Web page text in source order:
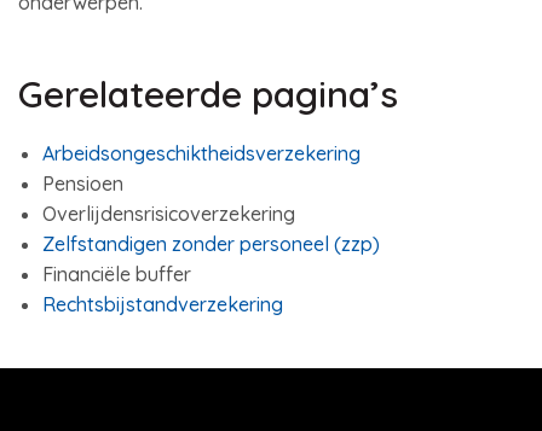
Gerelateerde pagina’s
Arbeidsongeschiktheidsverzekering
Pensioen
Overlijdensrisicoverzekering
Zelfstandigen zonder personeel (zzp)
Financiële buffer
Rechtsbijstandverzekering